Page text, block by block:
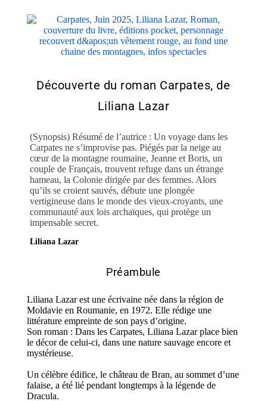
Découverte du roman Carpates, de
Liliana Lazar
(Synopsis) Résumé de l’autrice : Un voyage dans les
Carpates ne s’improvise pas. Piégés par la neige au
cœur de la montagne roumaine, Jeanne et Boris, un
couple de Français, trouvent refuge dans un étrange
hameau, la Colonie dirigée par des femmes. Alors
qu’ils se croient sauvés, débute une plongée
vertigineuse dans le monde des vieux-croyants, une
communauté aux lois archaïques, qui protège un
impensable secret.
Liliana Lazar
Préambule
Liliana Lazar est une écrivaine née dans la région de
Moldavie en Roumanie, en 1972. Elle rédige une
littérature empreinte de son pays d’origine.
Son roman : Dans les Carpates, Liliana Lazar place bien
le décor de celui-ci, dans une nature sauvage encore et
mystérieuse.
Un célèbre édifice, le château de Bran, au sommet d’une
falaise, a été lié pendant longtemps à la légende de
Dracula.